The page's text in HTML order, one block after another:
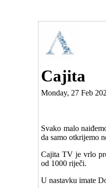
Cajita
Monday, 27 Feb
Svako malo
da samo otkrijemo
Cajita TV je vrlo
od 1000 riječi.
U nastavku imate